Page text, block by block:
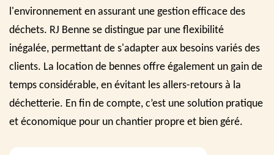
l'environnement en assurant une gestion efficace des
déchets. RJ Benne se distingue par une flexibilité
inégalée, permettant de s'adapter aux besoins variés des
clients. La location de bennes offre également un gain de
temps considérable, en évitant les allers-retours à la
déchetterie. En fin de compte, c’est une solution pratique
et économique pour un chantier propre et bien géré.